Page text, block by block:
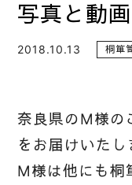
写真と動画
2018.10.13 桐箪
奈良県のM様の
をお届けいたし
M様は他にも桐